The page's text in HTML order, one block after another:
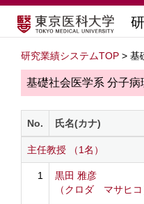
研究業績システムTOP > 基
基礎社会医学系 分子病
No. 氏名(カナ)
主任教授 （1名）
1
黒田 雅彦
（クロダ マサヒコ